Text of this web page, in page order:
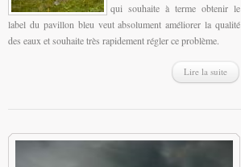
qui souhaite à terme obtenir le
label du pavillon bleu veut absolument améliorer la qualité
des eaux et souhaite très rapidement régler ce problème.
Lire la suite